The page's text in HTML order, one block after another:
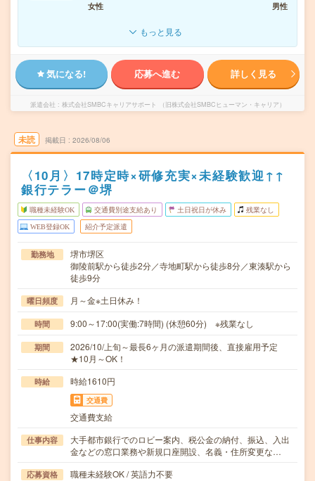
女性
男性
もっと見る
気になる! 応募へ進む 詳しく見る
派遣会社 株式会社SMBCキャリアサポート （旧株式会社SMBCヒューマン・キャリア）
未読 掲載日 2026/08/06
〈10月〉17時定時×研修充実×未経験歓迎↑↑
銀行テラー＠堺
職種未経験OK 交通費別途支給あり 土日祝日が休み 残業なし
WEB登録OK 紹介予定派遣
勤務地
堺市堺区
御陵前駅から徒歩2分／寺地町駅から徒歩8分／東湊駅から
徒歩9分
曜日頻度 月～金※土日休み！
時間 9:00～17:00(実働:7時間) (休憩60分) ※残業なし
期間
2026/10/上旬～最長6ヶ月の派遣期間後、直接雇用予定
★10月～OK！
時給 時給1610円
交通費
交通費支給
仕事内容
大手都市銀行でのロビー案内、税公金の納付、振込、入出
金などの窓口業務や新規口座開設、名義・住所変更な…
応募資格
職種未経験OK / 英語力不要